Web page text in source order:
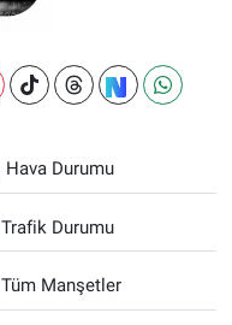
Hava Durumu
Trafik Durumu
Tüm Manşetler